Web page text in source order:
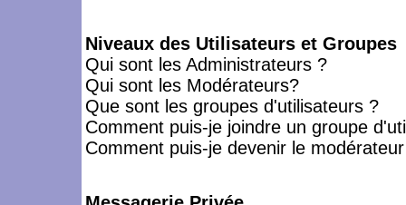
Niveaux des Utilisateurs et Groupes
Qui sont les Administrateurs ?
Qui sont les Modérateurs?
Que sont les groupes d'utilisateurs ?
Comment puis-je joindre un groupe
Comment puis-je devenir le